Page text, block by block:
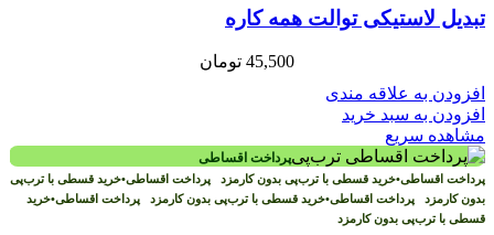
تبدیل لاستیکی توالت همه کاره
45,500 تومان
افزودن به علاقه مندی
افزودن به سبد خرید
مشاهده سریع
پرداخت اقساطی
پرداخت اقساطی•خرید قسطی با ترب‌پی بدون کارمزد پرداخت اقساطی•خرید قسطی با ترب‌پی
بدون کارمزد پرداخت اقساطی•خرید قسطی با ترب‌پی بدون کارمزد پرداخت اقساطی•خرید
قسطی با ترب‌پی بدون کارمزد